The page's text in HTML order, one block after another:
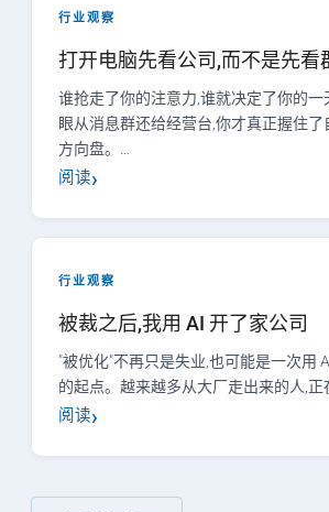
行业观察
打开电脑先看公司,而不是先看
谁抢走了你的注意力,谁就决定了你的一
眼从消息群还给经营台,你才真正握住了
方向盘。…
阅读
行业观察
被裁之后,我用 AI 开了家公司
"被优化"不再只是失业,也可能是一次用
的起点。越来越多从大厂走出来的人,正
阅读